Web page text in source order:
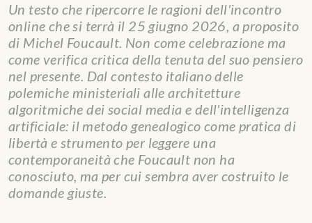
Un testo che ripercorre le ragioni dell'incontro
online che si terrà il 25 giugno 2026, a proposito
di Michel Foucault. Non come celebrazione ma
come verifica critica della tenuta del suo pensiero
nel presente. Dal contesto italiano delle
polemiche ministeriali alle architetture
algoritmiche dei social media e dell'intelligenza
artificiale: il metodo genealogico come pratica di
libertà e strumento per leggere una
contemporaneità che Foucault non ha
conosciuto, ma per cui sembra aver costruito le
domande giuste.